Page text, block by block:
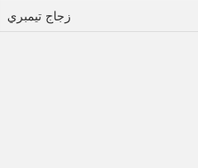
زجاج تيمبري